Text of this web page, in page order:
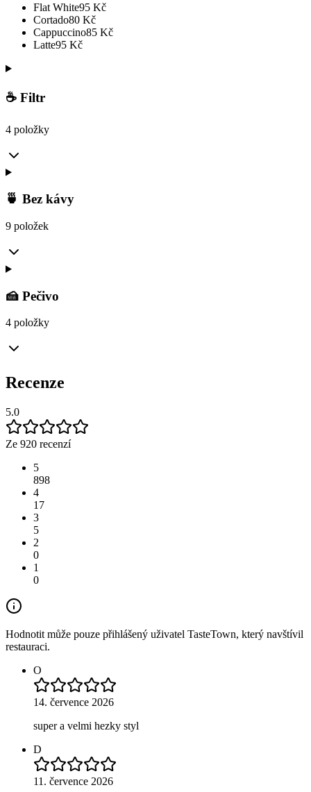
Flat White95 Kč
Cortado80 Kč
Cappuccino85 Kč
Latte95 Kč
☕ Filtr
4 položky
🍵 Bez kávy
9 položek
🍰 Pečivo
4 položky
Recenze
5.0
Ze 920 recenzí
5
898
4
17
3
5
2
0
1
0
Hodnotit může pouze přihlášený uživatel TasteTown, který navštívil
restauraci.
O
14. července 2026
super a velmi hezky styl
D
11. července 2026